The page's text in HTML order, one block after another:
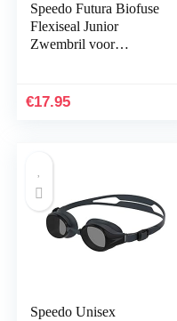
Speedo Futura Biofuse
Flexiseal Junior
Zwembril voor
€17.95
Speedo Unisex